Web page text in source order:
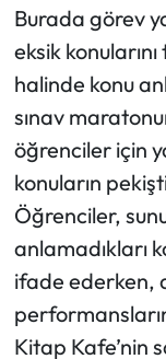
Burada görev
eksik
halinde konu
sınav
öğrenciler için
konuların
Öğrenciler,
anlamadıkları
ifade ederken,
Kitap Kafe’nin